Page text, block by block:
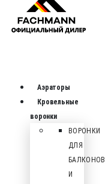
Аэраторы
Кровельные
воронки
ВОРОНКИ
ДЛЯ
БАЛКОНОВ
И